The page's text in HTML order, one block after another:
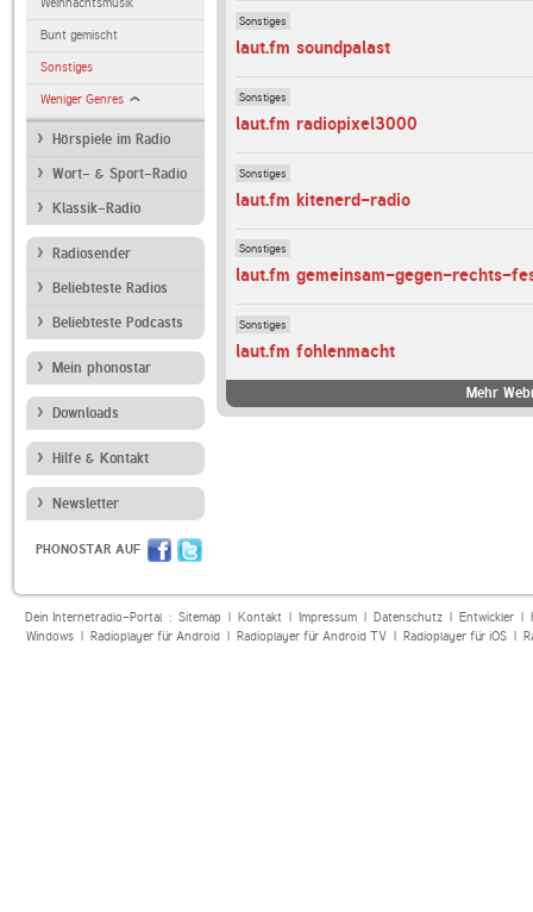
Bunt gemischt
Sonstiges
Weniger Genres
Hörspiele im Radio
Wort- & Sport-Radio
Klassik-Radio
Radiosender
Beliebteste Radios
Beliebteste Podcasts
Mein phonostar
Downloads
Hilfe & Kontakt
Newsletter
PHONOSTAR AUF
Sonstiges
laut.fm soundpalast
Sonstiges
laut.fm radiopixel3000
Sonstiges
laut.fm kitenerd-radio
Sonstiges
laut.fm gemeinsam-gegen-rechts-
Sonstiges
laut.fm fohlenmacht
Mehr
Dein Internetradio-Portal : Sitemap| Kontakt| Impressum| Datenschutz| Entwickler|
Windows| Radioplayer für Android| Radioplayer für Android TV| Radioplayer für iOS|